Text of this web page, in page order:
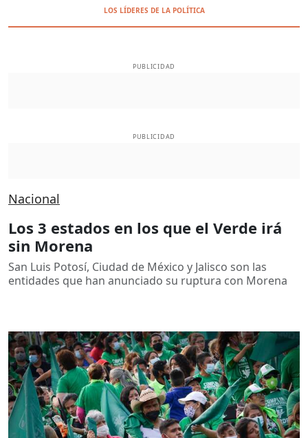
LOS LÍDERES DE LA POLÍTICA
PUBLICIDAD
PUBLICIDAD
Nacional
Los 3 estados en los que el Verde irá
sin Morena
San Luis Potosí, Ciudad de México y Jalisco son las
entidades que han anunciado su ruptura con Morena